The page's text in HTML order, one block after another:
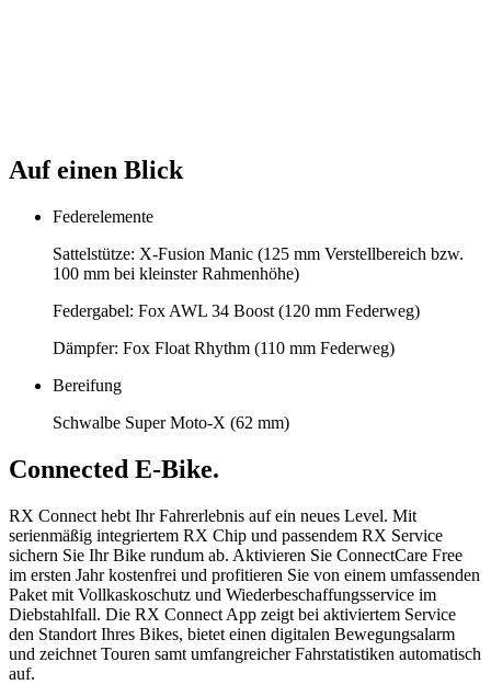
Auf einen Blick
Federelemente
Sattelstütze: X-Fusion Manic (125 mm Verstellbereich bzw.
100 mm bei kleinster Rahmenhöhe)
Federgabel: Fox AWL 34 Boost (120 mm Federweg)
Dämpfer: Fox Float Rhythm (110 mm Federweg)
Bereifung
Schwalbe Super Moto-X (62 mm)
Connected E-Bike.
RX Connect hebt Ihr Fahrerlebnis auf ein neues Level. Mit
serienmäßig integriertem RX Chip und passendem RX Service
sichern Sie Ihr Bike rundum ab. Aktivieren Sie ConnectCare Free
im ersten Jahr kostenfrei und profitieren Sie von einem umfassenden
Paket mit Vollkaskoschutz und Wiederbeschaffungsservice im
Diebstahlfall. Die RX Connect App zeigt bei aktiviertem Service
den Standort Ihres Bikes, bietet einen digitalen Bewegungsalarm
und zeichnet Touren samt umfangreicher Fahrstatistiken automatisch
auf.